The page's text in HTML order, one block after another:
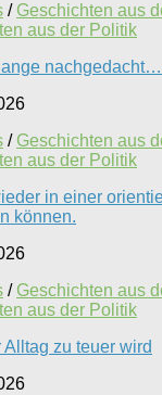
/ Geschichten aus
aus der Politik
/ Geschichten aus
aus der Politik
in einer
können.
/ Geschichten aus
aus der Politik
Alltag zu teuer wird